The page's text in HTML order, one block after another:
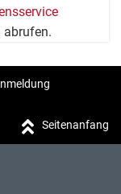
abrufen.
Seitenanfang